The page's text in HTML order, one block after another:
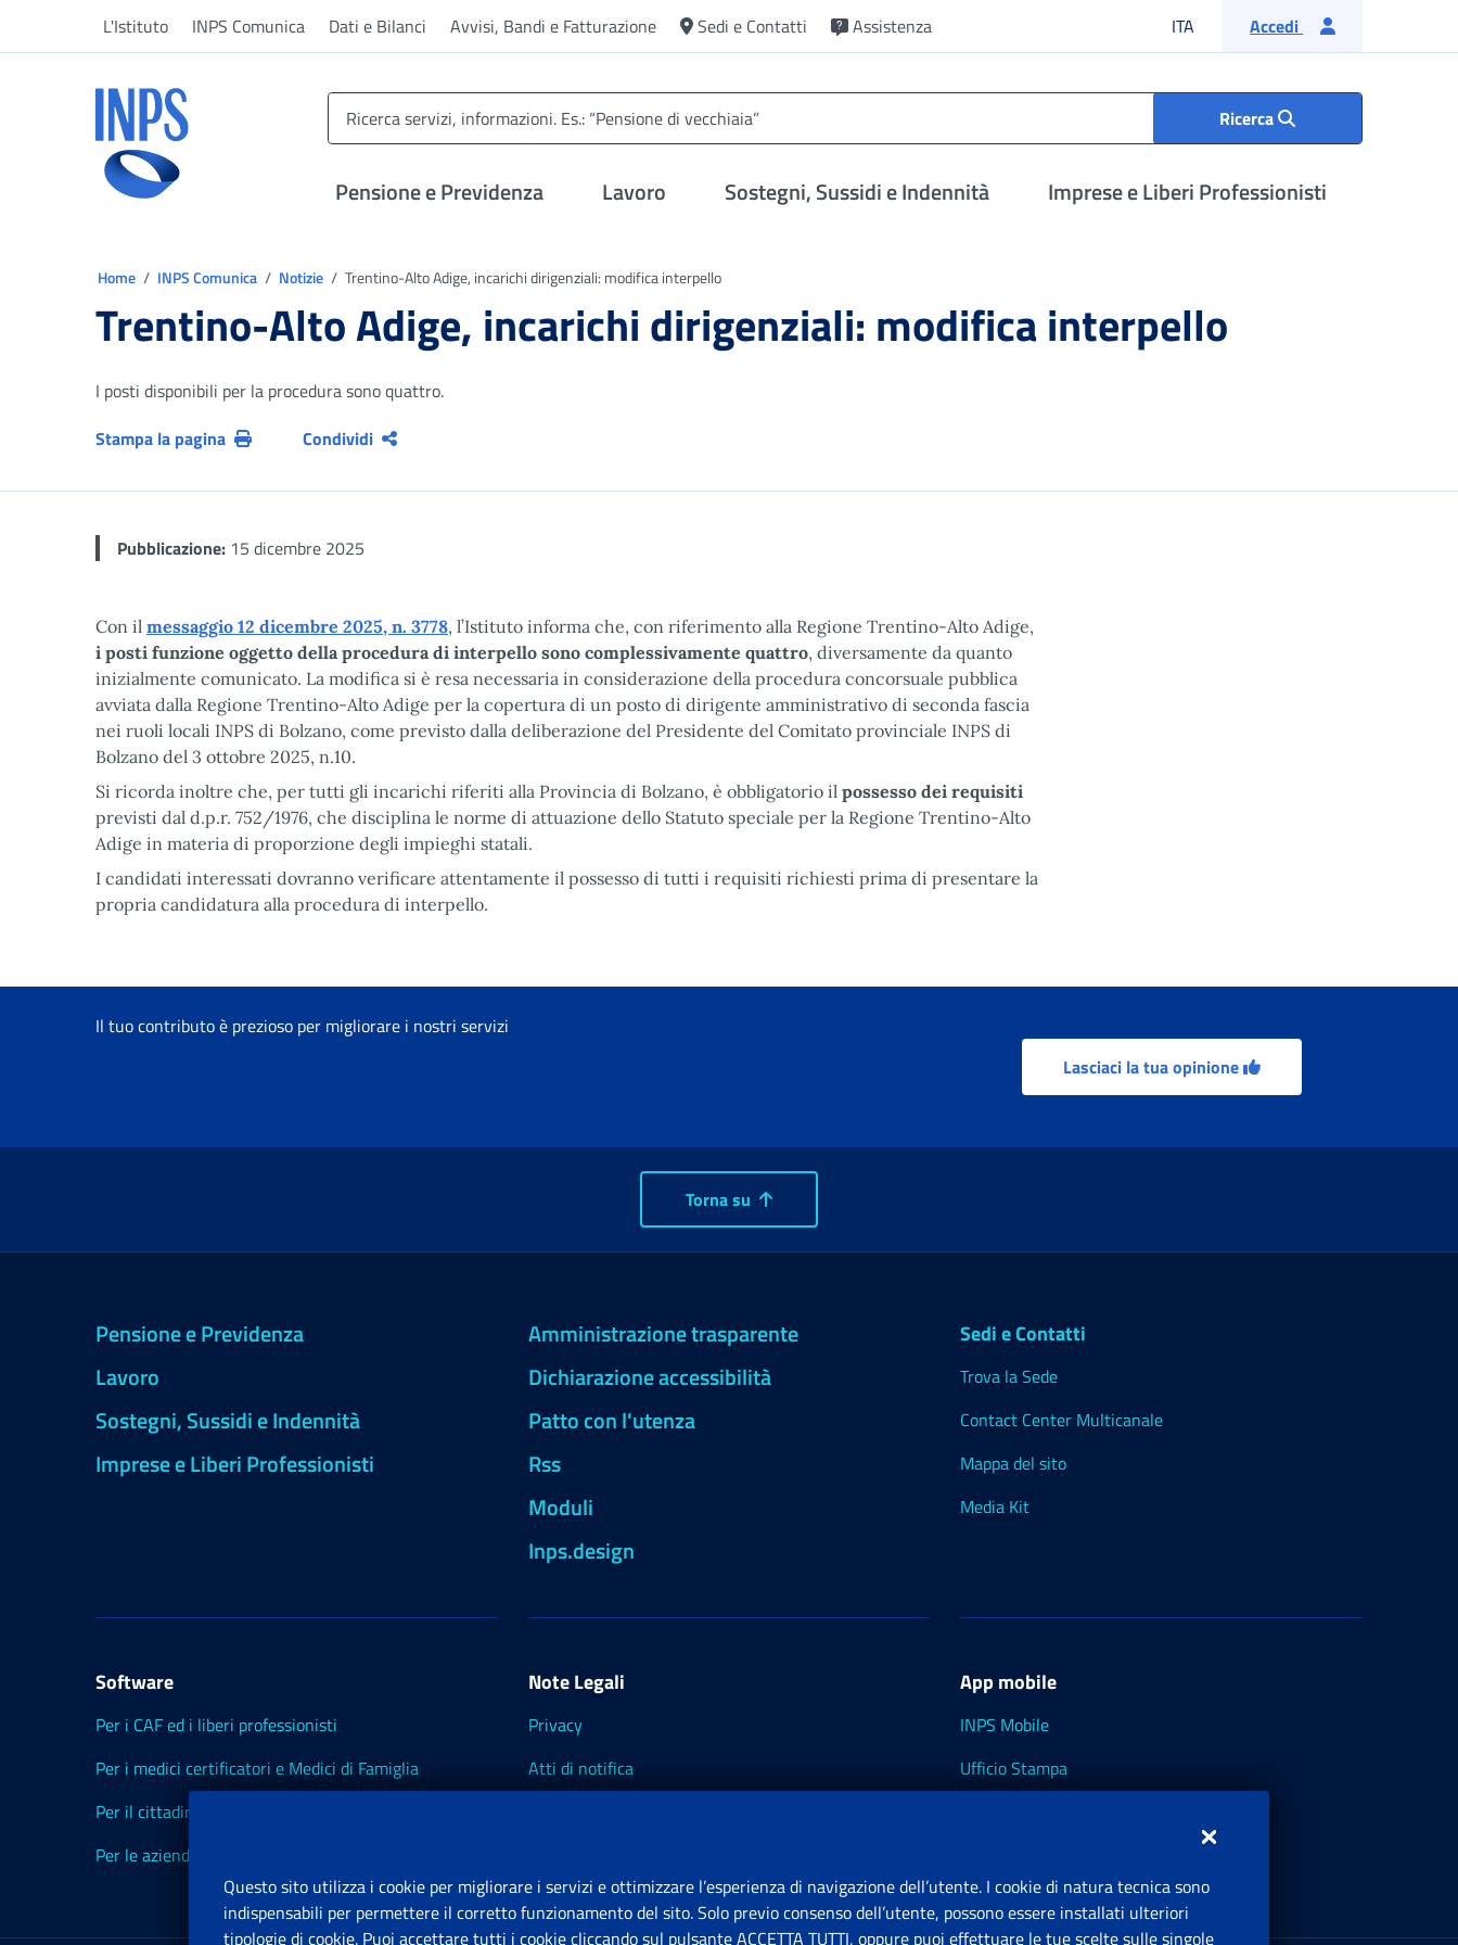
L'Istituto INPS Comunica Dati e Bilanci Avvisi, Bandi e Fatturazione Sedi e Contatti Assistenza ITA Lingua italiana
Accedi
Ricerca
Pensione e Previdenza Lavoro Sostegni, Sussidi e Indennità Imprese e Liberi Professionisti
Home INPS Comunica Notizie Trentino-Alto Adige, incarichi dirigenziali: modifica interpello
Trentino-Alto Adige, incarichi dirigenziali: modifica interpello
I posti disponibili per la procedura sono quattro.
Stampa la pagina
Condividi
Pubblicazione: 15 dicembre 2025
Con il messaggio 12 dicembre 2025, n. 3778, l’Istituto informa che, con riferimento alla Regione Trentino-Alto Adige,
i posti funzione oggetto della procedura di interpello sono complessivamente quattro, diversamente da quanto
inizialmente comunicato. La modifica si è resa necessaria in considerazione della procedura concorsuale pubblica
avviata dalla Regione Trentino-Alto Adige per la copertura di un posto di dirigente amministrativo di seconda fascia
nei ruoli locali INPS di Bolzano, come previsto dalla deliberazione del Presidente del Comitato provinciale INPS di
Bolzano del 3 ottobre 2025, n.10.
Si ricorda inoltre che, per tutti gli incarichi riferiti alla Provincia di Bolzano, è obbligatorio il possesso dei requisiti
previsti dal d.p.r. 752/1976, che disciplina le norme di attuazione dello Statuto speciale per la Regione Trentino-Alto
Adige in materia di proporzione degli impieghi statali.
I candidati interessati dovranno verificare attentamente il possesso di tutti i requisiti richiesti prima di presentare la
propria candidatura alla procedura di interpello.
Il tuo contributo è prezioso per migliorare i nostri servizi
Lasciaci la tua opinione
Torna su
Pensione e Previdenza
Lavoro
Sostegni, Sussidi e Indennità
Imprese e Liberi Professionisti
Amministrazione trasparente
Dichiarazione accessibilità
Patto con l'utenza
Rss
Moduli
Inps.design
Sedi e Contatti
Trova la Sede
Contact Center Multicanale
Mappa del sito
Media Kit
Software
Per i CAF ed i liberi professionisti
Per i medici certificatori e Medici di Famiglia
Per il cittadino
Per le aziende ed i Consulenti
Note Legali
Privacy
Atti di notifica
App mobile
INPS Mobile
Ufficio Stampa
Questo sito utilizza i cookie per migliorare i servizi e ottimizzare l’esperienza di navigazione dell’utente. I cookie di natura tecnica sono
indispensabili per permettere il corretto funzionamento del sito. Solo previo consenso dell’utente, possono essere installati ulteriori
tipologie di cookie. Puoi accettare tutti i cookie cliccando sul pulsante ACCETTA TUTTI, oppure puoi effettuare le tue scelte sulle singole